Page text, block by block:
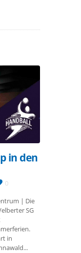
in den
0
| Die
SG
in